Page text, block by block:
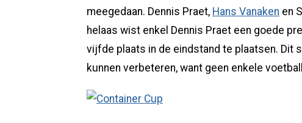
meegedaan. Dennis Praet, Hans Vanaken en
helaas wist enkel Dennis Praet een goede
vijfde plaats in de eindstand te plaatsen. Dit
kunnen verbeteren, want geen enkele